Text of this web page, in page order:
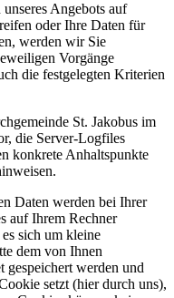
Angebots auf
oder Ihre Daten für
werden wir Sie
Vorgänge
die festgelegten Kriterien
St. Jakobus im
die Server-Logfiles
konkrete Anhaltspunkte
Daten werden bei Ihrer
auf Ihrem Rechner
sich um kleine
dem von Ihnen
gespeichert werden und
setzt (hier durch uns),